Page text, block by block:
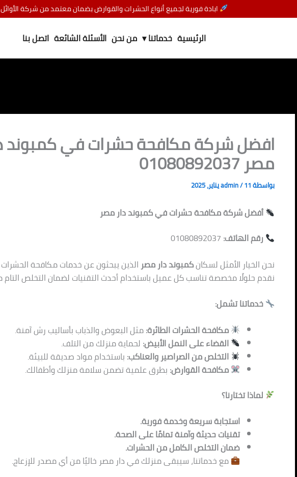
ابادة فورية لجميع أنواع الحشرات والقوارض بضمان معتمد من شركة الأوائل
الرئيسية خدماتنا ▾ من نحن الأسئلة الشائعة اتصل بنا
افضل شركة مكافحة حشرات في كمبوند
مصر 01080892037
بواسطة admin/11 يناير، 2025
أفضل شركة مكافحة حشرات في كمبوند دار مصر
رقم الهاتف:
نحن الخيار الأمثل لسكانكمبوند دار مصر الذين يبحثون عن خدمات مكافحة الحشرات
نقدم حلولًا مخصصة تناسب كل عميل باستخدام أحدث التقنيات لضمان التخلص التام
خدماتنا تشمل:
مكافحة الحشرات الطائرة:مثل البعوض والذباب بأساليب رش آمنة.
القضاء على النمل الأبيض: لحماية منزلك من التلف.
التخلص من الصراصير والعناكب: باستخدام مواد صديقة للبيئة.
مكافحة القوارض: بطرق علمية تضمن سلامة منزلك وأطفالك.
لماذا تختارنا؟
استجابة سريعة وخدمة فورية.
تقنيات حديثة وآمنة تمامًا على الصحة.
ضمان التخلص الكامل من الحشرات.
مع خدماتنا، سيبقى منزلك في دار مصر خاليًا من أي مصدر للإزعاج.